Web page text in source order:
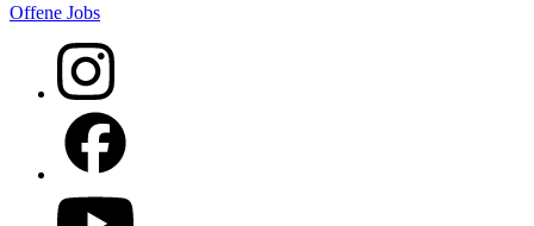
Offene Jobs